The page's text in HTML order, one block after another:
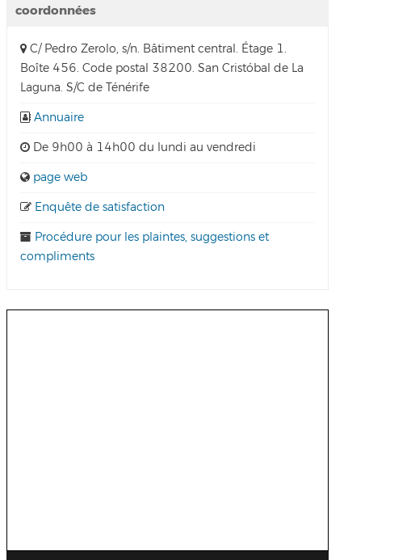
coordonnées
C/ Pedro Zerolo, s/n. Bâtiment central. Étage 1.
Boîte 456. Code postal 38200. San Cristóbal de La
Laguna. S/C de Ténérife
Annuaire
De 9h00 à 14h00 du lundi au vendredi
page web
Enquête de satisfaction
Procédure pour les plaintes, suggestions et
compliments